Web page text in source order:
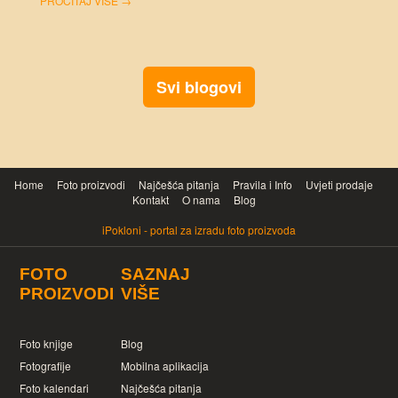
Svi blogovi
Home Foto proizvodi Najčešća pitanja Pravila i Info
Uvjeti prodaje
Kontakt
O nama
Blog
iPokloni - portal za izradu foto proizvoda
FOTO
PROIZVODI
Foto knjige
Fotografije
Foto kalendari
SAZNAJ
VIŠE
Blog
Mobilna aplikacija
Najčešća pitanja